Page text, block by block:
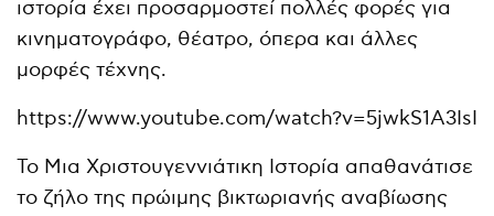
ιστορία έχει προσαρμοστεί πολλές φορές για
κινηματογράφο, θέατρο, όπερα και άλλες
μορφές τέχνης.
https://www.youtube.com/watch?v=5jwkS1A3IsI
Το Μια Χριστουγεννιάτικη Ιστορία απαθανάτισε
το ζήλο της πρώιμης βικτωριανής αναβίωσης